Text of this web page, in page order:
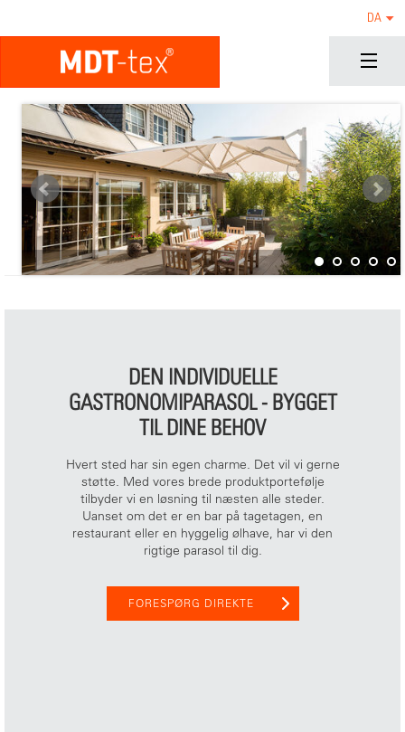
DA
DEN INDIVIDUELLE
GASTRONOMIPARASOL - BYGGET
TIL DINE BEHOV
Hvert sted har sin egen charme. Det vil vi gerne
støtte. Med vores brede produktportefølje
tilbyder vi en løsning til næsten alle steder.
Uanset om det er en bar på tagetagen, en
restaurant eller en hyggelig ølhave, har vi den
rigtige parasol til dig.
FORESPØRG DIREKTE